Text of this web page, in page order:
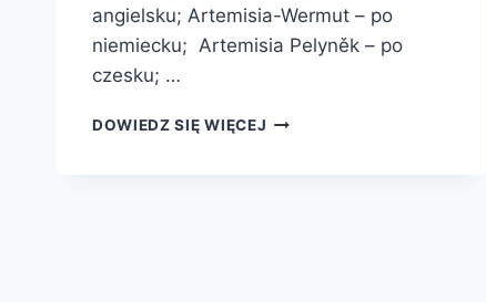
angielsku; Artemisia-Wermut – po
niemiecku; Artemisia Pelyněk – po
czesku; …
DOWIEDZ SIĘ WIĘCEJ BYLICA